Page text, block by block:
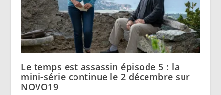
Le temps est assassin épisode 5 : la
mini-série continue le 2 décembre sur
NOVO19